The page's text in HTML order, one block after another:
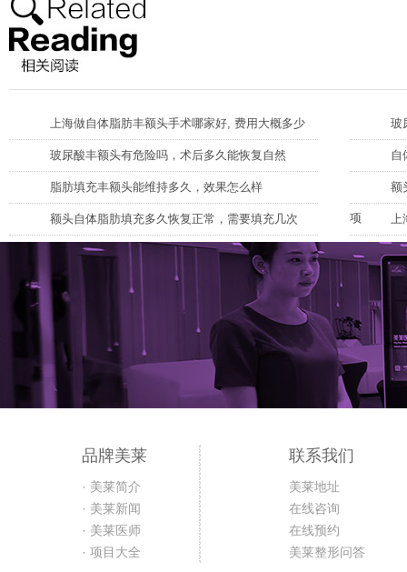
上海做自体脂肪丰额头手术哪家好, 费用大概多少 玻
玻尿酸丰额头有危险吗，术后多久能恢复自然 自
脂肪填充丰额头能维持多久，效果怎么样 额
项
额头自体脂肪填充多久恢复正常，需要填充几次 上
品牌美莱
· 美莱简介
· 美莱新闻
· 美莱医师
· 项目大全
联系我们
美莱地址
在线咨询
在线预约
美莱整形问答